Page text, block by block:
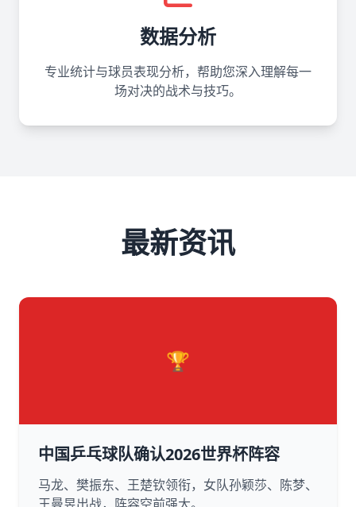
数据分析
专业统计与球员表现分析，帮助您深入理解每一
场对决的战术与技巧。
最新资讯
🏆
中国乒乓球队确认2026世界杯阵容
马龙、樊振东、王楚钦领衔，女队孙颖莎、陈梦、